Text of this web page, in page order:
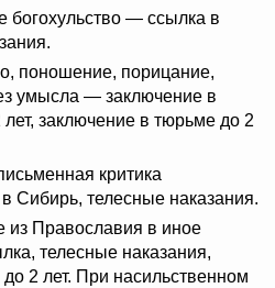
богохульство — ссылка в
поношение, порицание,
умысла — заключение в
заключение в тюрьме до 2
критика
Сибирь, телесные наказания.
Православия в иное
телесные наказания,
2 лет. При насильственном